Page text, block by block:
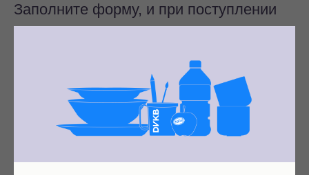
Заполните форму, и при поступлении
товара на склад мы пришлем вам